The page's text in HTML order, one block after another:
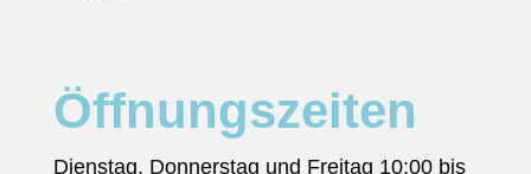
Öffnungs­zeiten
Dienstag, Donnerstag und Freitag 10:00 bis